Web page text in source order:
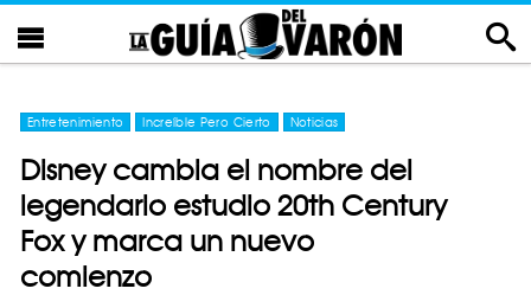
Entretenimiento Increíble Pero Cierto Noticias
Disney cambia el nombre del
legendario estudio 20th Century
Fox y marca un nuevo
comienzo